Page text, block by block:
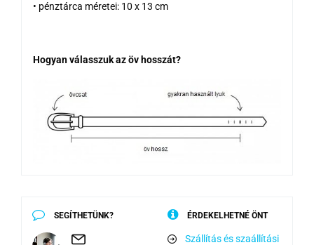
• pénztárca méretei: 10 x 13 cm
Hogyan válasszuk az öv hosszát?
SEGÍTHETÜNK? ÉRDEKELHETNÉ ÖNT
Szállítás és szaállítási